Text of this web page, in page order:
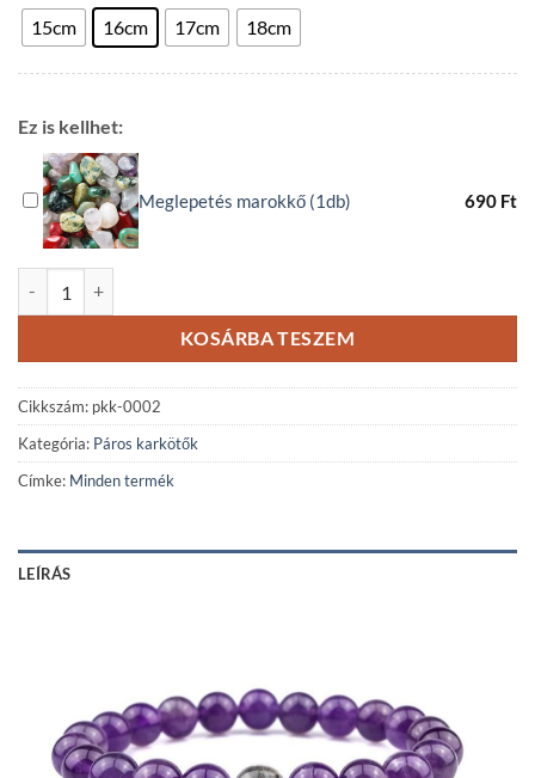
15cm 16cm 17cm 18cm
Ez is kellhet:
Meglepetés marokkő (1db) 690 Ft
KOSÁRBA TESZEM
Cikkszám: pkk-0002
Kategória: Páros karkötők
Címke: Minden termék
LEÍRÁS